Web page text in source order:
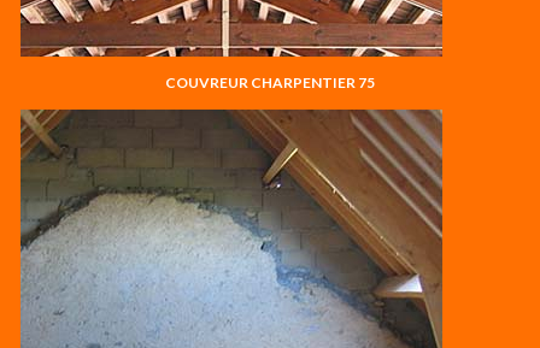
COUVREUR CHARPENTIER 75